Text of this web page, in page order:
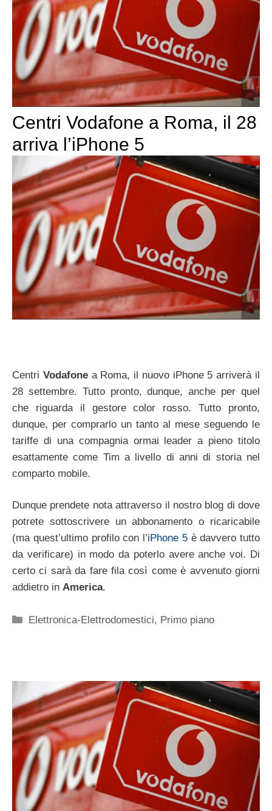
Centri Vodafone a Roma, il 28
arriva l’iPhone 5
Centri Vodafonea Roma, il nuovo iPhone 5 arriverà il
28 settembre. Tutto pronto, dunque, anche per quel
che riguarda il gestore color rosso. Tutto pronto,
dunque, per comprarlo un tanto al mese seguendo le
tariffe di una compagnia ormai leader a pieno titolo
esattamente come Tim a livello di anni di storia nel
comparto mobile.
Dunque prendete nota attraverso il nostro blog di dove
potrete sottoscrivere un abbonamento o ricaricabile
(ma quest’ultimo profilo con l’iPhone 5è davvero tutto
da verificare) in modo da poterlo avere anche voi. Di
certo ci sarà da fare fila così come è avvenuto giorni
addietro in America.
Categorie
Elettronica-Elettrodomestici, Primo piano